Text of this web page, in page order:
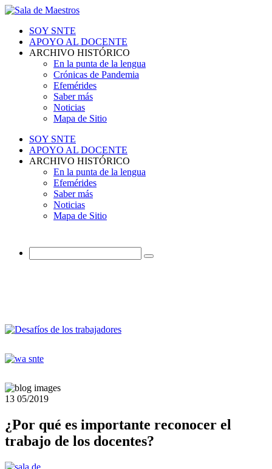
SOY SNTE
APOYO AL DOCENTE
ARCHIVO HISTÓRICO
En la punta de la lengua
Crónicas de Pandemia
Efemérides
Saber más
Noticias
Mapa de Sitio
SOY SNTE
APOYO AL DOCENTE
ARCHIVO HISTÓRICO
En la punta de la lengua
Efemérides
Saber más
Noticias
Mapa de Sitio
13 05/2019
¿Por qué es importante reconocer el
trabajo de los docentes?